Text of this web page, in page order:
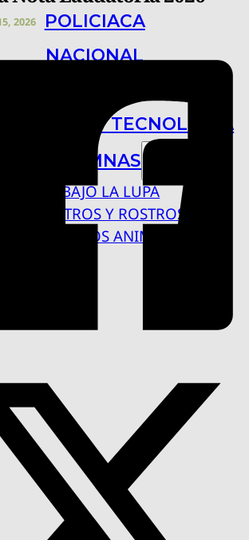
POLICIACA
NACIONAL
CIENCIA Y TECNOLOGÍA
COLUMNAS
BAJO LA LUPA
RASTROS Y ROSTROS
VÍNCULOS ANIMALES
2026